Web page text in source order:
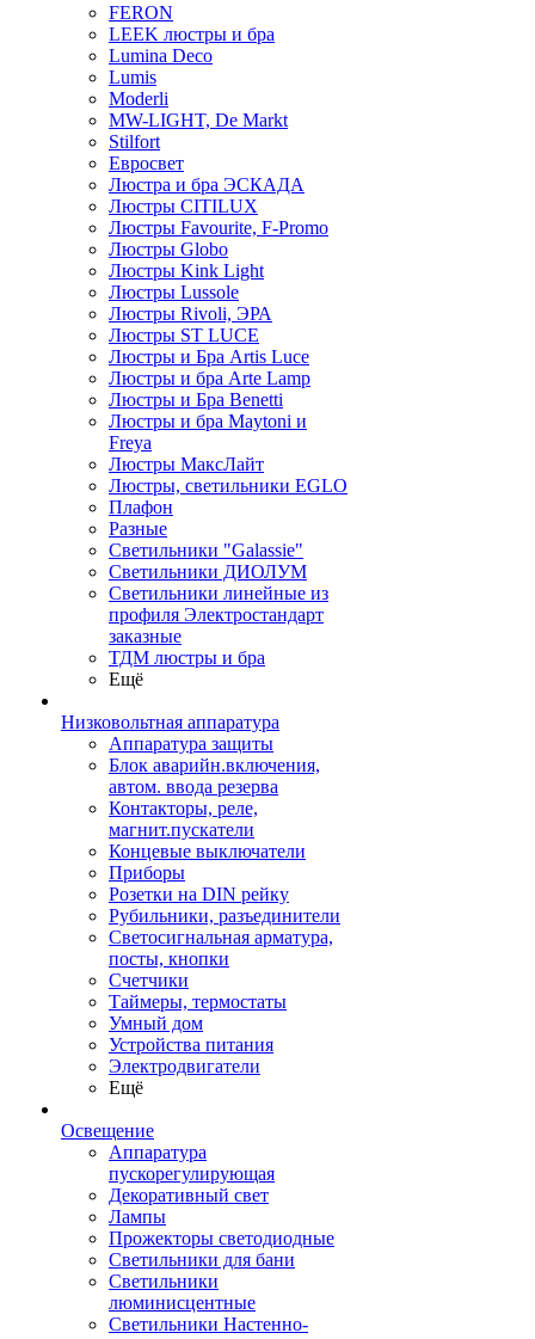
FERON
LEEK люстры и бра
Lumina Deco
Lumis
Moderli
MW-LIGHT, De Markt
Stilfort
Евросвет
Люстра и бра ЭСКАДА
Люстры CITILUX
Люстры Favourite, F-Promo
Люстры Globo
Люстры Kink Light
Люстры Lussole
Люстры Rivoli, ЭРА
Люстры ST LUCE
Люстры и Бра Artis Luce
Люстры и бра Arte Lamp
Люстры и Бра Benetti
Люстры и бра Maytoni и
Freya
Люстры МаксЛайт
Люстры, светильники EGLO
Плафон
Разные
Светильники "Galassie"
Светильники ДИОЛУМ
Светильники линейные из
профиля Электростандарт
заказные
ТДМ люстры и бра
Ещё
Низковольтная аппаратура
Аппаратура защиты
Блок аварийн.включения,
автом. ввода резерва
Контакторы, реле,
магнит.пускатели
Концевые выключатели
Приборы
Розетки на DIN рейку
Рубильники, разъединители
Светосигнальная арматура,
посты, кнопки
Счетчики
Таймеры, термостаты
Умный дом
Устройства питания
Электродвигатели
Ещё
Освещение
Аппаратура
пускорегулирующая
Декоративный свет
Лампы
Прожекторы светодиодные
Светильники для бани
Светильники
люминисцентные
Светильники Настенно-